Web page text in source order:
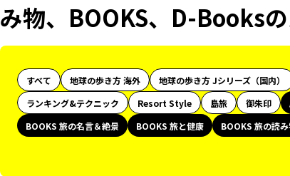
み物、BOOKS、D-Books
すべて 地球の歩き方 海外 地球の歩き方 Jシリーズ（国内）
ランキング&テクニック
Resort Style 島旅 御朱印
BOOKS 旅の名言＆絶景
BOOKS 旅と健康 BOOKS 旅の読